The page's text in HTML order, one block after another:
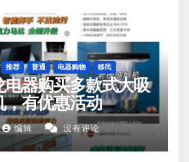
推荐 普通 电器购物 移民
器购买多款式大吸
有优惠活动
编辑 没有评论